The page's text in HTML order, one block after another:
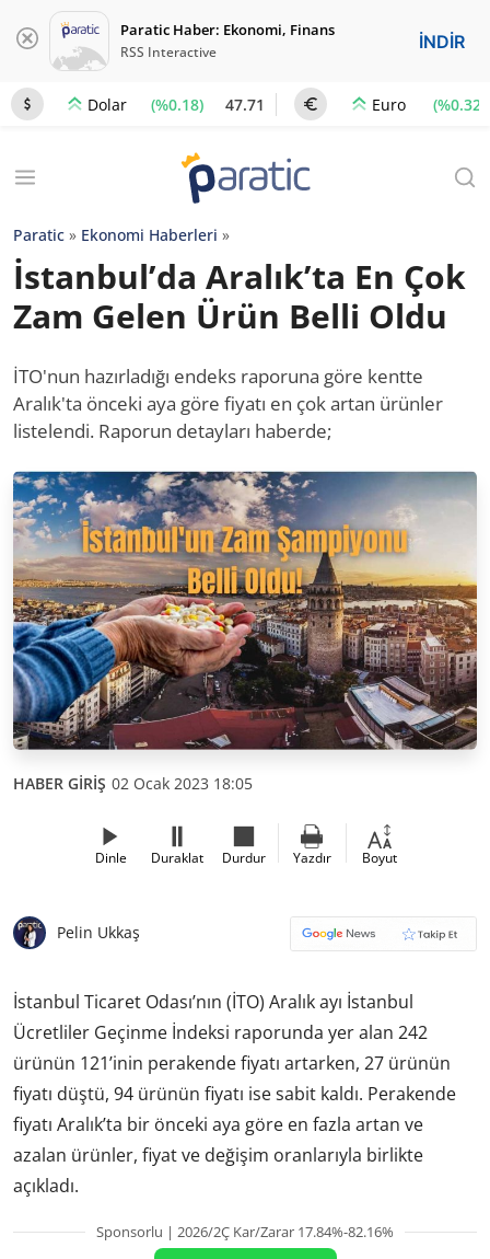
Paratic Haber: Ekonomi, Finans
RSS Interactive İNDİR
Dolar (%0.18) 47.71 Euro (%0.32)
Paratic » Ekonomi Haberleri »
İstanbul’da Aralık’ta En Çok
Zam Gelen Ürün Belli Oldu
İTO'nun hazırladığı endeks raporuna göre kentte
Aralık'ta önceki aya göre fiyatı en çok artan ürünler
listelendi. Raporun detayları haberde;
HABER GİRİŞ 02 Ocak 2023 18:05
Dinle Duraklat Durdur Yazdır Boyut
Pelin Ukkaş
İstanbul Ticaret Odası’nın (İTO) Aralık ayı İstanbul
Ücretliler Geçinme İndeksi raporunda yer alan 242
ürünün 121’inin perakende fiyatı artarken, 27 ürünün
fiyatı düştü, 94 ürünün fiyatı ise sabit kaldı. Perakende
fiyatı Aralık’ta bir önceki aya göre en fazla artan ve
azalan ürünler, fiyat ve değişim oranlarıyla birlikte
açıkladı.
Sponsorlu | 2026/2Ç Kar/Zarar 17.84%-82.16%